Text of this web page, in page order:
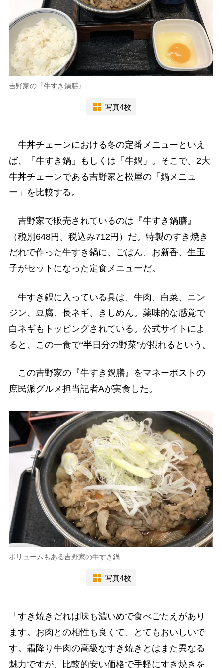
吉野家の『牛すき鍋膳』
写真4枚
牛丼チェーンにおける冬の定番メニューといえ
ば、「牛すき鍋」もしくは「牛鍋」。そこで、2大
牛丼チェーンである吉野家と松屋の「鍋メニュ
ー」を比較する。
吉野家で販売されているのは『牛すき鍋膳』
（税別648円、税込み712円）だ。特製のすき焼き
だれで作った牛すき鍋に、ごはん、お新香、生玉
子がセットになった定食メニューだ。
牛すき鍋に入っている具は、牛肉、白菜、ニン
ジン、豆腐、長ネギ、きしめん。薬味的な感覚で
白ネギもトッピングされている。公式サイトによ
ると、この一食で“半日分の野菜”が摂れるという。
この吉野家の『牛すき鍋膳』をマネーポストの
庶民派グルメ担当記者Aが実食した。
ボリュームもある吉野家の牛すき鍋
写真4枚
「すき焼きだれは味も濃いめで食べごたえがあり
ます。お肉との相性も良くて、とてもおいしいで
す。霜降り牛肉の高級なすき焼きとはまた異なる
魅力ですが、比較的安い価格で手軽にすき焼きを